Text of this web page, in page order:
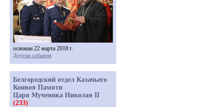
основан 22 марта 2018 г.
Другие события
Белгородский отдел Казачьего
Конвоя Памяти
Царя Мученика Николая II
(233)